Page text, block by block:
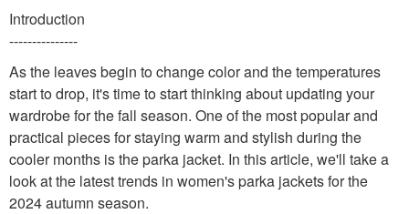
Introduction
---------------
As the leaves begin to change color and the temperatures
start to drop, it's time to start thinking about updating your
wardrobe for the fall season. One of the most popular and
practical pieces for staying warm and stylish during the
cooler months is the parka jacket. In this article, we'll take a
look at the latest trends in women's parka jackets for the
2024 autumn season.